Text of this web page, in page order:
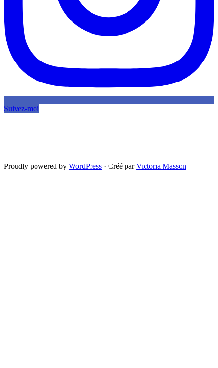
Suivez-moi
Proudly powered by WordPress · Créé parVictoria Masson